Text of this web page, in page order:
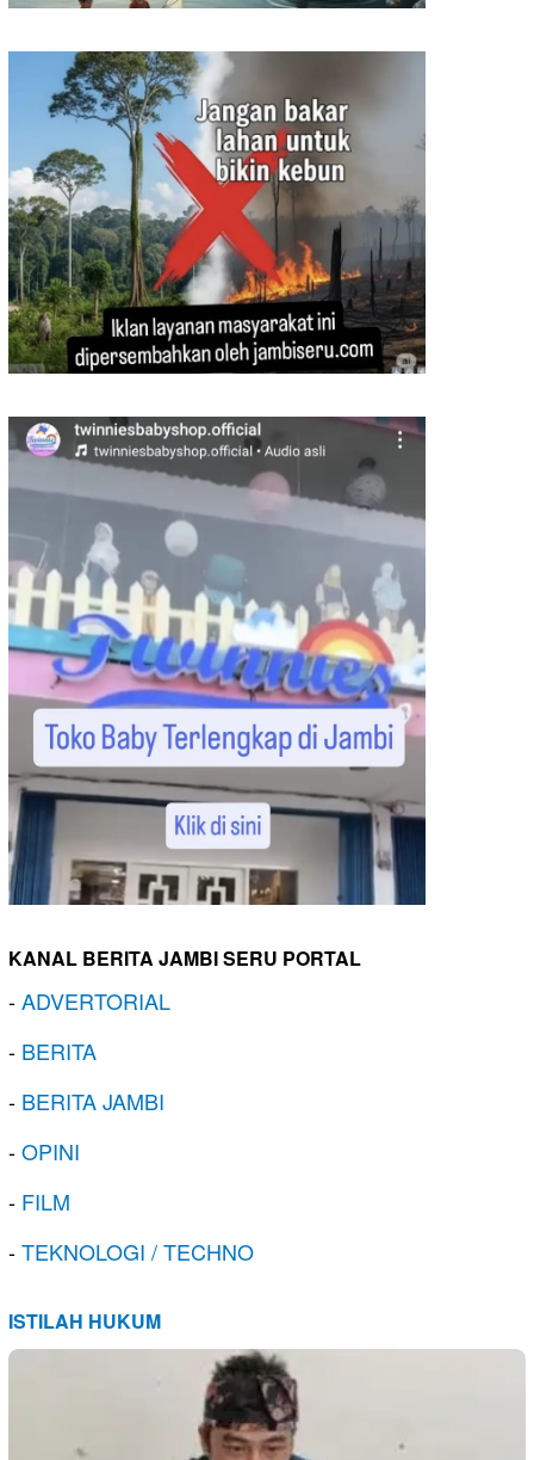
KANAL BERITA JAMBI SERU PORTAL
-ADVERTORIAL
- BERITA
- BERITA JAMBI
-OPINI
- FILM
-TEKNOLOGI / TECHNO
ISTILAH HUKUM